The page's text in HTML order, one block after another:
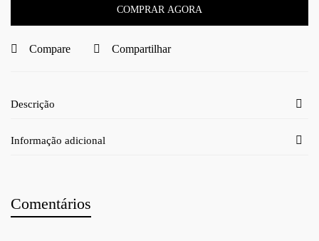
COMPRAR AGORA
Compare Compartilhar
Descrição
Informação adicional
Comentários